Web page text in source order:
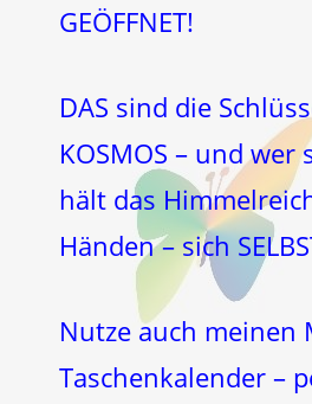
GEÖFFNET!
DAS sind die
KOSMOS – und wer
hält das
Händen – sich
Nutze auch meinen
Taschenkalender –